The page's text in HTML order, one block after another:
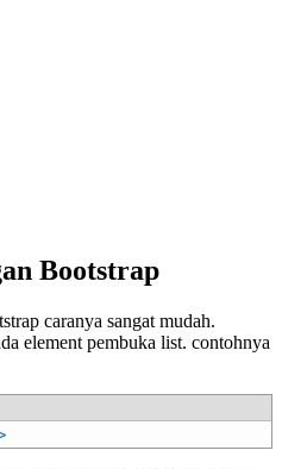
Bootstrap
caranya sangat mudah.
element pembuka list. contohnya